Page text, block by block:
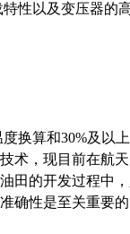
性以及变压器的
算和30%及以
术，现目前在航
田的开发过程中
确性是至关重要